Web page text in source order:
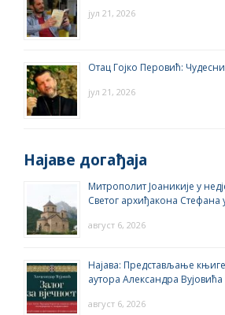
јул 21, 2026
Отац Гојко Перовић:
јул 21, 2026
Најаве догађаја
Митрополит Јоаникије у
Светог архиђакона
август 6, 2026
Најава: Представљање књиге
аутора Александра Вујовића
август 6, 2026